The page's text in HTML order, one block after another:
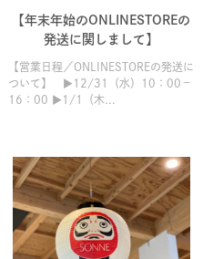
【年末年始のONLINESTOREの
発送に関しまして】
【営業日程／ONLINESTOREの発送に
ついて】 ▶12/31（水）10：00－
16：00 ▶1/1（木...